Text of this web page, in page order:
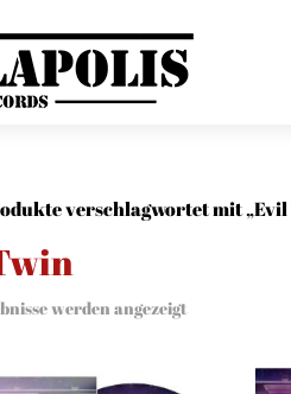
verschlagwortet mit
werden angezeigt